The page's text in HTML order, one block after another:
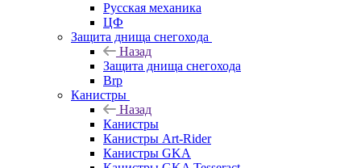
Русская механика
ЦФ
Защита днища снегохода
Назад
Защита днища снегохода
Brp
Канистры
Назад
Канистры
Канистры Art-Rider
Канистры GKA